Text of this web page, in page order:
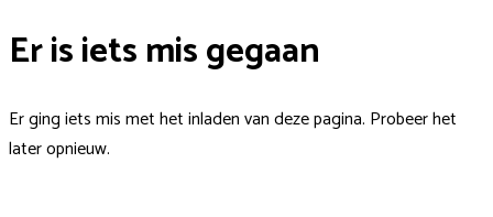
Er is iets mis gegaan
Er ging iets mis met het inladen van deze pagina. Probeer het
later opnieuw.